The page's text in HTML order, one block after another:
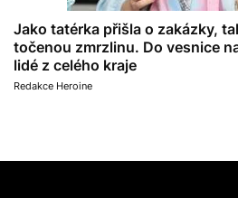
Jako tatérka přišla o zakázky,
točenou zmrzlinu. Do vesnice
lidé z celého kraje
Redakce Heroine